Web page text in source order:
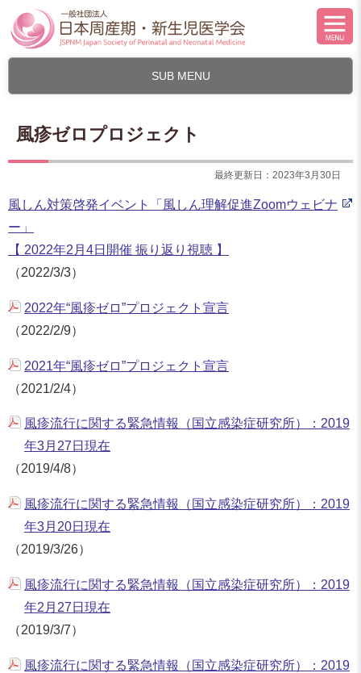
SUB MENU
風疹ゼロプロジェクト
最終更新日：2023年3月30日
風しん対策啓発イベント「風しん理解促進Zoomウェビナ
ー」
【 2022年2月4日開催 振り返り視聴 】
（2022/3/3）
2022年“風疹ゼロ”プロジェクト宣言
（2022/2/9）
2021年“風疹ゼロ”プロジェクト宣言
（2021/2/4）
風疹流行に関する緊急情報（国立感染症研究所）：2019
年3月27日現在
（2019/4/8）
風疹流行に関する緊急情報（国立感染症研究所）：2019
年3月20日現在
（2019/3/26）
風疹流行に関する緊急情報（国立感染症研究所）：2019
年2月27日現在
（2019/3/7）
風疹流行に関する緊急情報（国立感染症研究所）：2019